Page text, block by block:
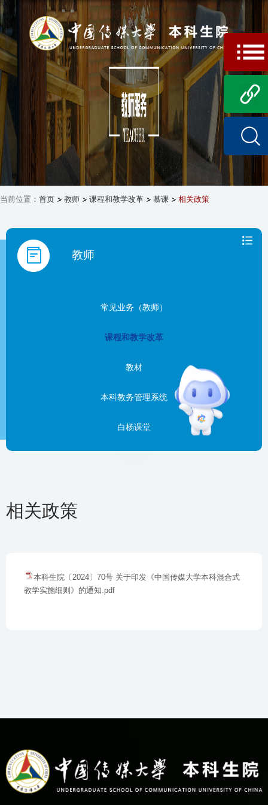
当前位置： 首页 教师 课程和教学改革 慕课 相关政策
教师
常见业务（教师）
课程和教学改革
教材
本科教务管理系统
白杨课堂
相关政策
本科生院〔2024〕70号 关于印发《中国传媒大学本科混合式
教学实施细则》的通知.pdf